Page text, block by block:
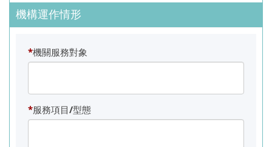
機構運作情形
*機關服務對象
*服務項目/型態